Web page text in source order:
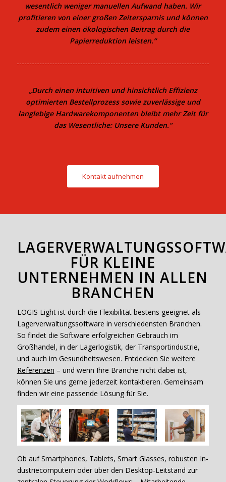
wesentlich weniger manuellen Aufwand haben. Wir
profitieren von einer großen Zeitersparnis und können
zudem einen ökologischen Beitrag durch die
Papierreduktion leisten.“
„Durch einen intuitiven und hinsichtlich Effizienz
optimierten Bestellprozess sowie zuverlässige und
langlebige Hardwarekomponenten bleibt mehr Zeit für
das Wesentliche: Unsere Kunden.“
Kontakt aufnehmen
FÜR KLEINE
UNTERNEHMEN IN ALLEN
BRANCHEN
LOGIS Light ist durch die Flexibilität bestens geeignet als
Lagerverwaltungssoftware in verschiedensten Branchen.
So findet die Software erfolgreichen Gebrauch im
Großhandel, in der Lagerlogistik, der Transportindustrie,
und auch im Gesundheitswesen. Entdecken Sie weitere
Referenzen – und wenn Ihre Branche nicht dabei ist,
können Sie uns gerne jederzeit kontaktieren. Gemeinsam
finden wir eine passende Lösung für Sie.
Ob auf Smartphones, Tablets, Smart Glasses, robusten In­
dustriecomputern oder über den Desktop-Leitstand zur